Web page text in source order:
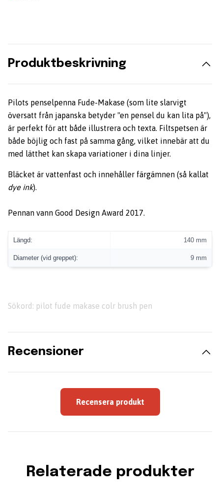
Produktbeskrivning
Pilots penselpenna Fude-Makase (som lite slarvigt
översatt från japanska betyder "en pensel du kan lita på"),
är perfekt för att både illustrera och texta. Filtspetsen är
både böjlig och fast på samma gång, vilket innebär att du
med lätthet kan skapa variationer i dina linjer.
Bläcket är vattenfast och innehåller färgämnen (så kallat
dye ink).
Pennan vann Good Design Award 2017.
Längd: 140 mm
Diameter (vid greppet): 9 mm
Sökord: pilot fude makase colr brush pen
Recensioner
Recensera produkt
Relaterade produkter